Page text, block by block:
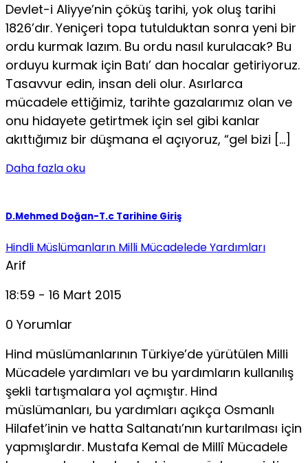
Devlet-i Aliyye’nin çöküş tarihi, yok oluş tarihi
1826’dır. Yeniçeri topa tutulduktan sonra yeni bir
ordu kurmak lazım. Bu ordu nasıl kurulacak? Bu
orduyu kurmak için Batı’ dan hocalar getiriyoruz.
Tasavvur edin, insan deli olur. Asırlarca
mücadele ettiğimiz, tarihte gazalarımız olan ve
onu hidayete getirtmek için sel gibi kanlar
akıttığımız bir düşmana el açıyoruz, “gel bizi […]
Daha fazla oku
D.Mehmed Doğan-T.c Tarihine Giriş
Hindli Müslümanların Milli Mücadelede Yardımları
Arif
18:59 - 16 Mart 2015
0 Yorumlar
Hind müslümanlarının Türkiye’de yürütülen Milli
Mücadele yardımları ve bu yardımların kullanılış
şekli tartışmalara yol açmıştır. Hind
müslümanları, bu yardımları açıkça Osmanlı
Hilafet’inin ve hatta Saltanatı’nın kurtarılması için
yapmışlardır. Mustafa Kemal de Millî Mücadele